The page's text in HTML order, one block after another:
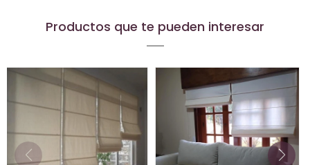
Productos que te pueden interesar